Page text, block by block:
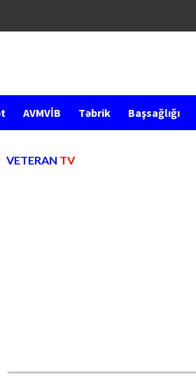
AVMVİB Təbrik Başsağlığı
VETERAN TV